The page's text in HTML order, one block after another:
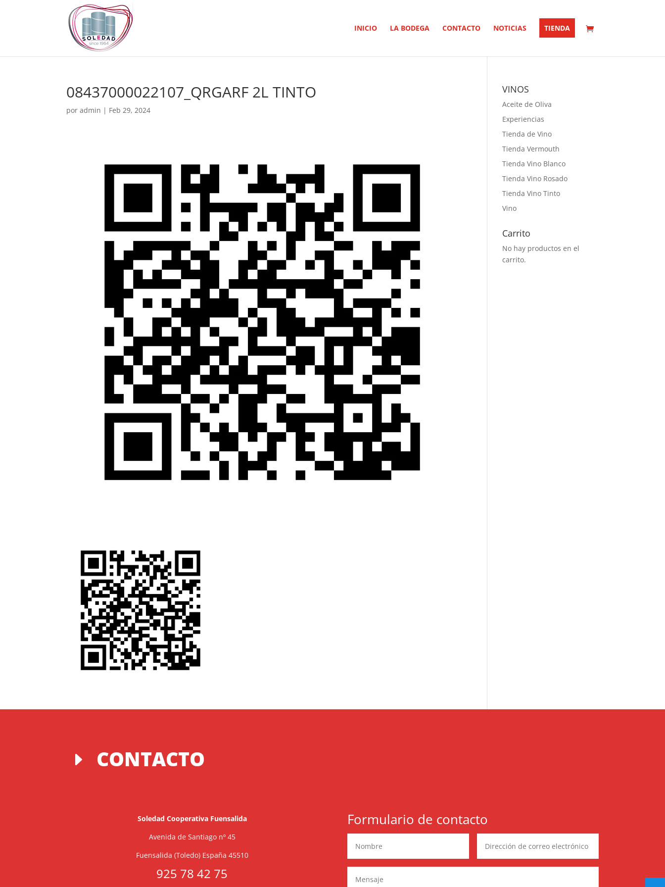
INICIO LA BODEGA CONTACTO NOTICIAS TIENDA
08437000022107_QRGARF 2L TINTO
poradmin | Feb 29, 2024
VINOS
Aceite de Oliva
Experiencias
Tienda de Vino
Tienda Vermouth
Tienda Vino Blanco
Tienda Vino Rosado
Tienda Vino Tinto
Vino
Carrito
No hay productos en el
carrito.
E CONTACTO
Soledad Cooperativa Fuensalida
Avenida de Santiago nº 45
Fuensalida (Toledo) España 45510
925 78 42 75
Formulario de contacto